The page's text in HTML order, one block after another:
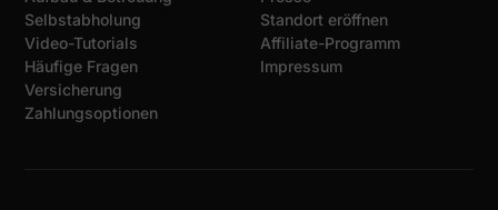
Selbstabholung
Video-Tutorials
Häufige Fragen
Versicherung
Zahlungsoptionen
Standort eröffnen
Affiliate-Programm
Impressum